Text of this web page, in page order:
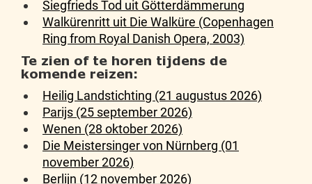
Siegfrieds Tod uit Götterdämmerung
Walkürenritt uit Die Walküre (Copenhagen
Ring from Royal Danish Opera, 2003)
Te zien of te horen tijdens de
komende reizen:
Heilig Landstichting (21 augustus 2026)
Parijs (25 september 2026)
Wenen (28 oktober 2026)
Die Meistersinger von Nürnberg (01
november 2026)
Berlijn (12 november 2026)